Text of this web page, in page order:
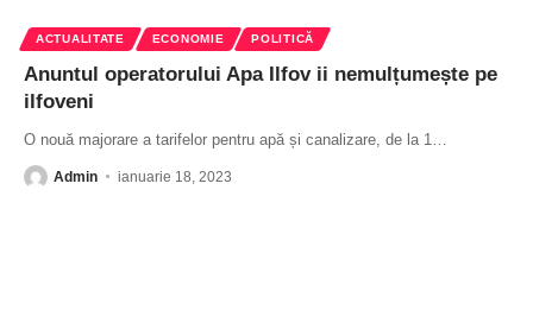
ACTUALITATE ECONOMIE POLITICĂ
Anuntul operatorului Apa Ilfov ii nemulțumește pe
ilfoveni
O nouă majorare a tarifelor pentru apă și canalizare, de la 1
Admin ianuarie 18, 2023